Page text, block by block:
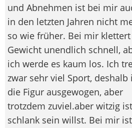
und Abnehmen ist bei mir
in den letzten Jahren nicht
so wie früher. Bei mir klettert
Gewicht unendlich schnell,
ich werde es kaum los. Ich
zwar sehr viel Sport, deshalb
die Figur ausgewogen, aber
trotzdem zuviel.aber witzig
schlank sein willst. Bei mir